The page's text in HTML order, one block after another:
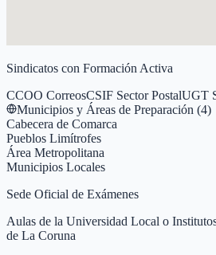
Sindicatos con Formación Activa
CCOO CorreosCSIF Sector PostalUGT
Municipios y Áreas de Preparación (4)
Cabecera de Comarca
Pueblos Limítrofes
Área Metropolitana
Municipios Locales
Sede Oficial de Exámenes
Aulas de la Universidad Local o
de La Coruna